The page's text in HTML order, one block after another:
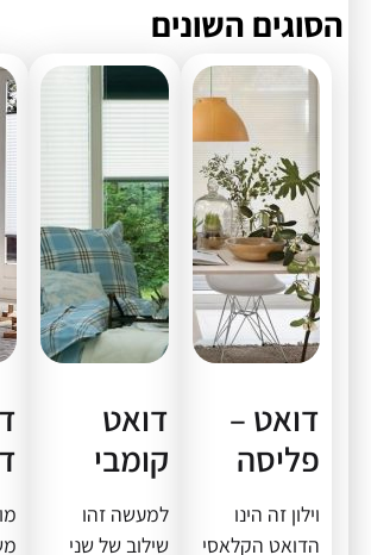
הסוגים השונים
דואט –
פליסה
וילון זה הינו
הדואט הקלאסי
דואט
קומבי
למעשה זהו
שילוב של שני